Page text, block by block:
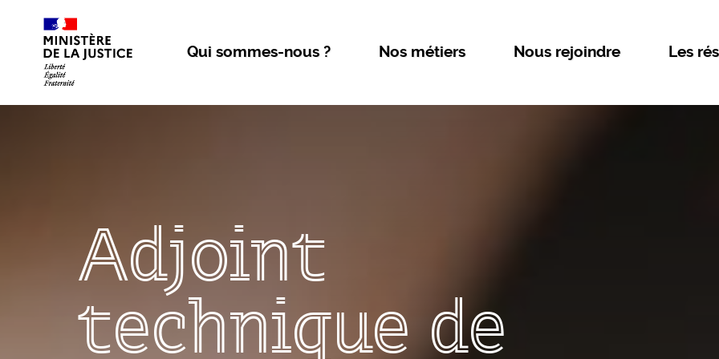
Aller au contenu
Qui sommes-nous ? Nos métiers Nous rejoindre Les
Adjoint
technique de